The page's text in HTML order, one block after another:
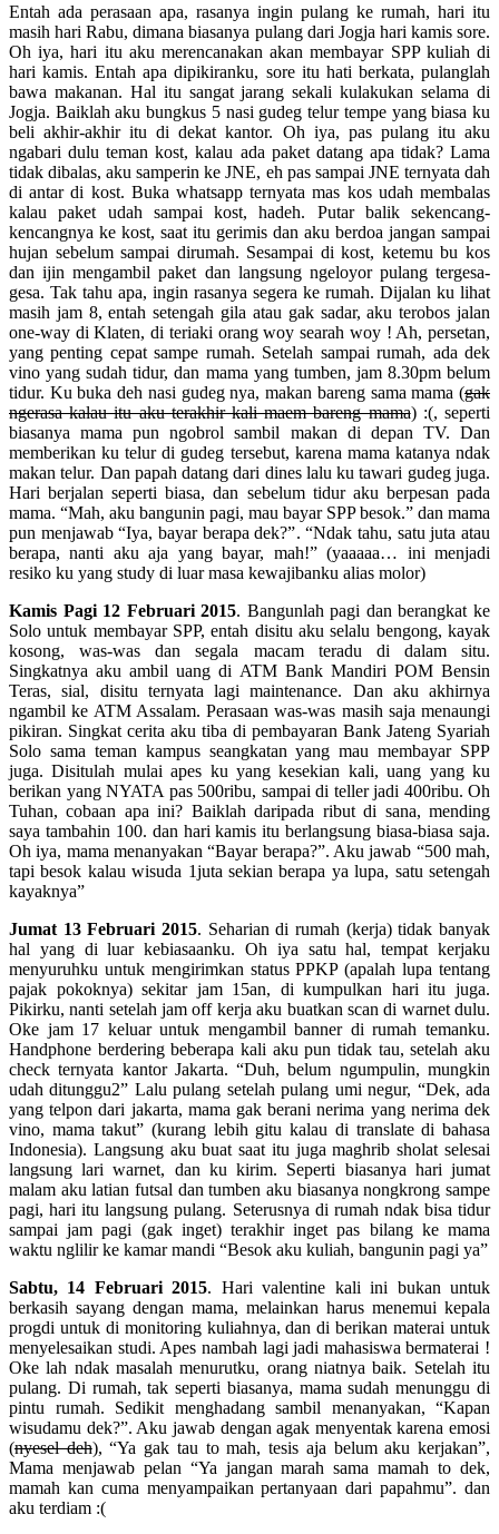
Entah ada perasaan apa, rasanya ingin pulang ke rumah, hari itu
masih hari Rabu, dimana biasanya pulang dari Jogja hari kamis sore.
Oh iya, hari itu aku merencanakan akan membayar SPP kuliah di
hari kamis. Entah apa dipikiranku, sore itu hati berkata, pulanglah
bawa makanan. Hal itu sangat jarang sekali kulakukan selama di
Jogja. Baiklah aku bungkus 5 nasi gudeg telur tempe yang biasa ku
beli akhir-akhir itu di dekat kantor. Oh iya, pas pulang itu aku
ngabari dulu teman kost, kalau ada paket datang apa tidak? Lama
tidak dibalas, aku samperin ke JNE, eh pas sampai JNE ternyata dah
di antar di kost. Buka whatsapp ternyata mas kos udah membalas
kalau paket udah sampai kost, hadeh. Putar balik sekencang-
kencangnya ke kost, saat itu gerimis dan aku berdoa jangan sampai
hujan sebelum sampai dirumah. Sesampai di kost, ketemu bu kos
dan ijin mengambil paket dan langsung ngeloyor pulang tergesa-
gesa. Tak tahu apa, ingin rasanya segera ke rumah. Dijalan ku lihat
masih jam 8, entah setengah gila atau gak sadar, aku terobos jalan
one-way di Klaten, di teriaki orang woy searah woy ! Ah, persetan,
yang penting cepat sampe rumah. Setelah sampai rumah, ada dek
vino yang sudah tidur, dan mama yang tumben, jam 8.30pm belum
tidur. Ku buka deh nasi gudeg nya, makan bareng sama mama (gak
ngerasa kalau itu aku terakhir kali maem bareng mama) :(, seperti
biasanya mama pun ngobrol sambil makan di depan TV. Dan
memberikan ku telur di gudeg tersebut, karena mama katanya ndak
makan telur. Dan papah datang dari dines lalu ku tawari gudeg juga.
Hari berjalan seperti biasa, dan sebelum tidur aku berpesan pada
mama. “Mah, aku bangunin pagi, mau bayar SPP besok.” dan mama
pun menjawab “Iya, bayar berapa dek?”. “Ndak tahu, satu juta atau
berapa, nanti aku aja yang bayar, mah!” (yaaaaa… ini menjadi
resiko ku yang study di luar masa kewajibanku alias molor)
Kamis Pagi 12 Februari 2015. Bangunlah pagi dan berangkat ke
Solo untuk membayar SPP, entah disitu aku selalu bengong, kayak
kosong, was-was dan segala macam teradu di dalam situ.
Singkatnya aku ambil uang di ATM Bank Mandiri POM Bensin
Teras, sial, disitu ternyata lagi maintenance. Dan aku akhirnya
ngambil ke ATM Assalam. Perasaan was-was masih saja menaungi
pikiran. Singkat cerita aku tiba di pembayaran Bank Jateng Syariah
Solo sama teman kampus seangkatan yang mau membayar SPP
juga. Disitulah mulai apes ku yang kesekian kali, uang yang ku
berikan yang NYATA pas 500ribu, sampai di teller jadi 400ribu. Oh
Tuhan, cobaan apa ini? Baiklah daripada ribut di sana, mending
saya tambahin 100. dan hari kamis itu berlangsung biasa-biasa saja.
Oh iya, mama menanyakan “Bayar berapa?”. Aku jawab “500 mah,
tapi besok kalau wisuda 1juta sekian berapa ya lupa, satu setengah
kayaknya”
Jumat 13 Februari 2015. Seharian di rumah (kerja) tidak banyak
hal yang di luar kebiasaanku. Oh iya satu hal, tempat kerjaku
menyuruhku untuk mengirimkan status PPKP (apalah lupa tentang
pajak pokoknya) sekitar jam 15an, di kumpulkan hari itu juga.
Pikirku, nanti setelah jam off kerja aku buatkan scan di warnet dulu.
Oke jam 17 keluar untuk mengambil banner di rumah temanku.
Handphone berdering beberapa kali aku pun tidak tau, setelah aku
check ternyata kantor Jakarta. “Duh, belum ngumpulin, mungkin
udah ditunggu2” Lalu pulang setelah pulang umi negur, “Dek, ada
yang telpon dari jakarta, mama gak berani nerima yang nerima dek
vino, mama takut” (kurang lebih gitu kalau di translate di bahasa
Indonesia). Langsung aku buat saat itu juga maghrib sholat selesai
langsung lari warnet, dan ku kirim. Seperti biasanya hari jumat
malam aku latian futsal dan tumben aku biasanya nongkrong sampe
pagi, hari itu langsung pulang. Seterusnya di rumah ndak bisa tidur
sampai jam pagi (gak inget) terakhir inget pas bilang ke mama
waktu nglilir ke kamar mandi “Besok aku kuliah, bangunin pagi ya”
Sabtu, 14 Februari 2015. Hari valentine kali ini bukan untuk
berkasih sayang dengan mama, melainkan harus menemui kepala
progdi untuk di monitoring kuliahnya, dan di berikan materai untuk
menyelesaikan studi. Apes nambah lagi jadi mahasiswa bermaterai !
Oke lah ndak masalah menurutku, orang niatnya baik. Setelah itu
pulang. Di rumah, tak seperti biasanya, mama sudah menunggu di
pintu rumah. Sedikit menghadang sambil menanyakan, “Kapan
wisudamu dek?”. Aku jawab dengan agak menyentak karena emosi
(nyesel deh), “Ya gak tau to mah, tesis aja belum aku kerjakan”,
Mama menjawab pelan “Ya jangan marah sama mamah to dek,
mamah kan cuma menyampaikan pertanyaan dari papahmu”. dan
aku terdiam :(